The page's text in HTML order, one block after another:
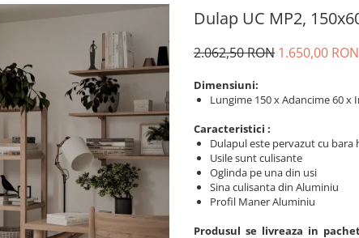
Dulap UC MP2,
2.062,50 RON 1.650,00 RON
Dimensiuni:
Lungime 150 x Adancime 60 x
Caracteristici :
Dulapul este pervazut cu
Usile sunt culisante
Oglinda pe una din usi
Sina culisanta din Aluminiu
Profil Maner Aluminiu
Produsul se livreaza in